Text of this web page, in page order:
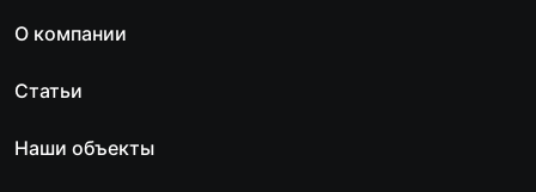
О компании
Статьи
Наши объекты